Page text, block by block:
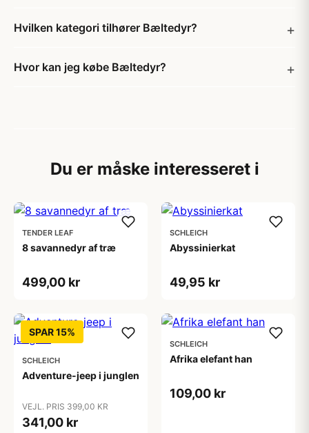
Hvilken kategori tilhører Bæltedyr?
Hvor kan jeg købe Bæltedyr?
Du er måske interesseret i
TENDER LEAF
8 savannedyr af træ
499,00 kr
SCHLEICH
Abyssinierkat
49,95 kr
SPAR 15%
SCHLEICH
Adventure-jeep i junglen
VEJL. PRIS 399,00 KR
341,00 kr
SCHLEICH
Afrika elefant han
109,00 kr